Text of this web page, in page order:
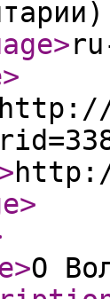
>
>
http://
>
>О